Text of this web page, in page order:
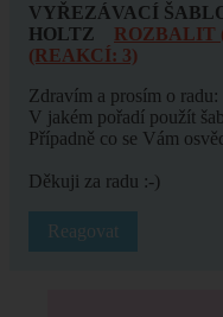
VYŘEZÁVACÍ
HOLTZ
ROZBALIT
(REAKCÍ: 3)
Zdravím a prosím o radu:
V jakém pořadí použít
Případně co se Vám
Děkuji za radu :-)
Reagovat